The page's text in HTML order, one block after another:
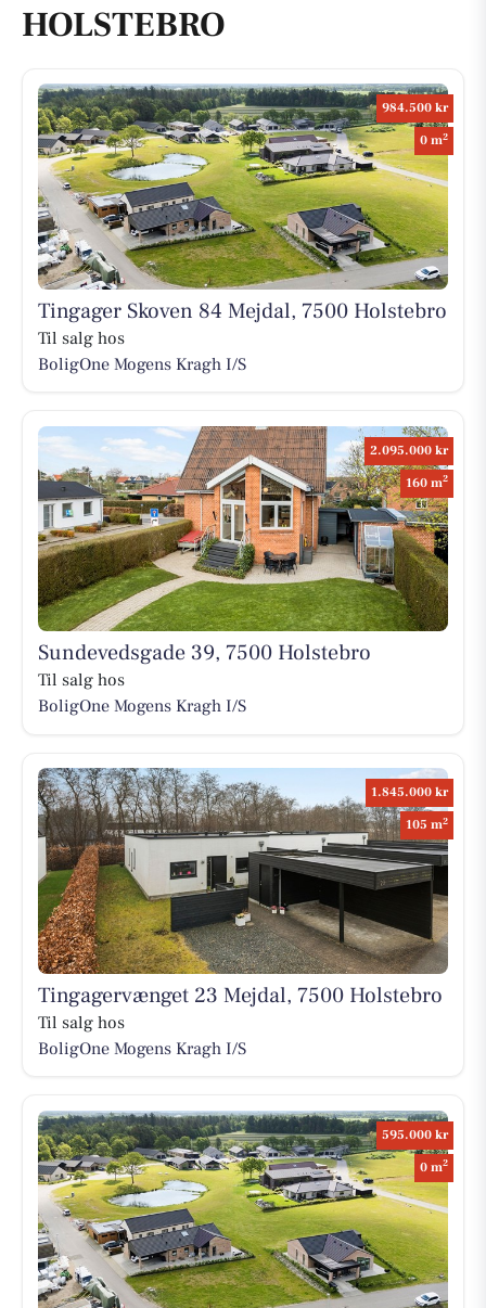
HOLSTEBRO
984.500 kr
0 m2
Tingager Skoven 84 Mejdal, 7500 Holstebro
Til salg hos
BoligOne Mogens Kragh I/S
2.095.000 kr
160 m2
Sundevedsgade 39, 7500 Holstebro
Til salg hos
BoligOne Mogens Kragh I/S
1.845.000 kr
105 m2
Tingagervænget 23 Mejdal, 7500 Holstebro
Til salg hos
BoligOne Mogens Kragh I/S
595.000 kr
0 m2